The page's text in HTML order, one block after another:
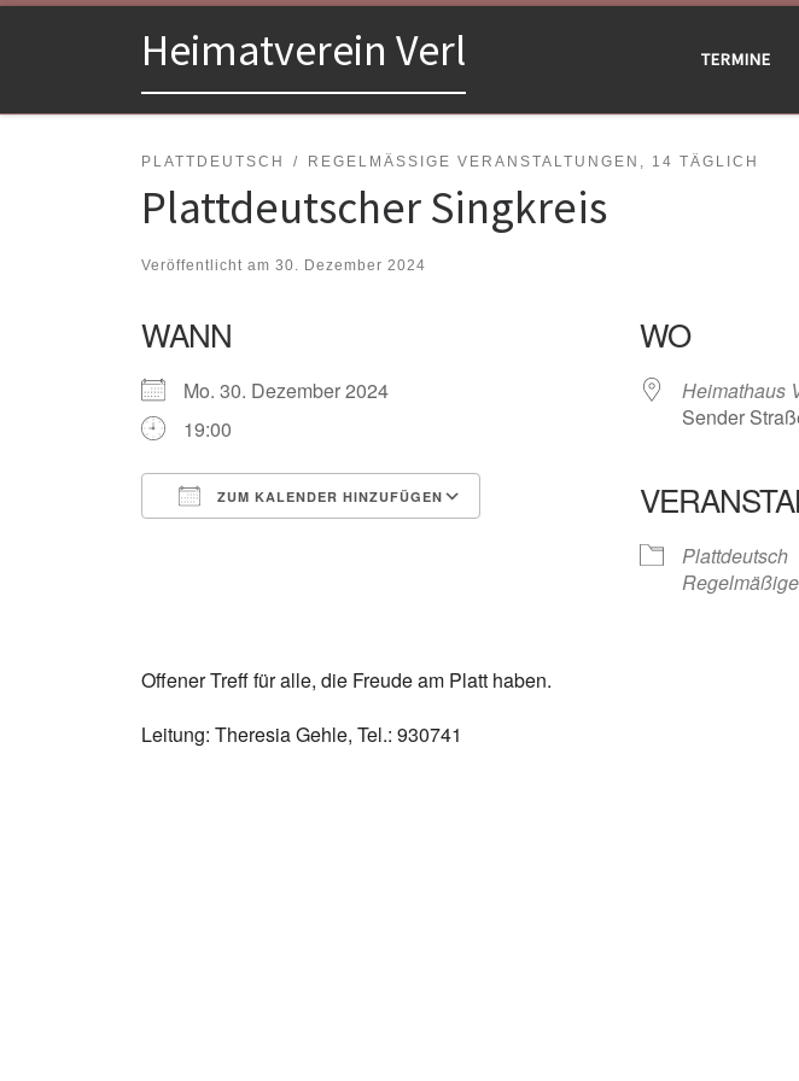
Zum Inhalt springenHeimatverein Verl TERMINE
PLATTDEUTSCH REGELMÄSSIGE VERANSTALTUNGEN, 14 TÄGLICH
Plattdeutscher Singkreis
Veröffentlicht am 30. Dezember 2024
WANN
Mo. 30. Dezember 2024
19:00
ZUM KALENDER HINZUFÜGEN
Google Kalender
WO
Heimathaus
Sender
Plattdeutsch
Offener Treff für alle, die Freude am Platt haben.
Leitung: Theresia Gehle, Tel.: 930741